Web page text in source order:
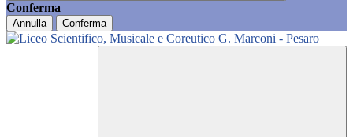
Conferma
Annulla Conferma